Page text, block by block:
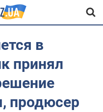
в
принял
продюсер